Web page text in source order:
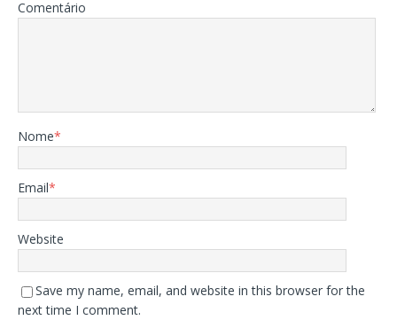
Comentário
Nome*
Email*
Website
Save my name, email, and website in this browser for the
next time I comment.